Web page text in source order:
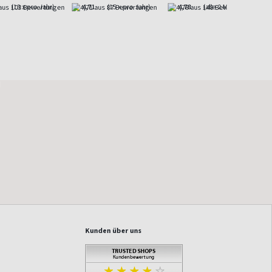
(13 x pro Jahr) 4,71 (15 x pro Jahr) 4,78 (alle 2 Monate)
Kunden über uns